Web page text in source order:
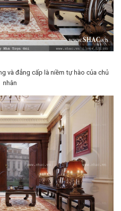
và đẳng cấp là niềm tự hào của chủ
nhân